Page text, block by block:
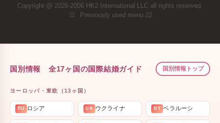
Copyright @ 2026-2006 HK2 International LLC all rights reserved.
Previously used menu 22
国別情報 全17ヶ国の国際結婚ガイド 国別情報トップ
ヨーロッパ・東欧（13ヶ国）
RU ロシア UA ウクライナ BY ベラルーシ